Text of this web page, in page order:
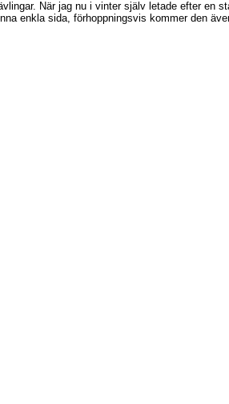
När jag nu i vinter själv letade efter en
enkla sida, förhoppningsvis kommer den